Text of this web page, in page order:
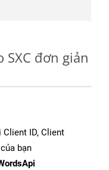
SXC đơn giản
Client ID, Client
bạn